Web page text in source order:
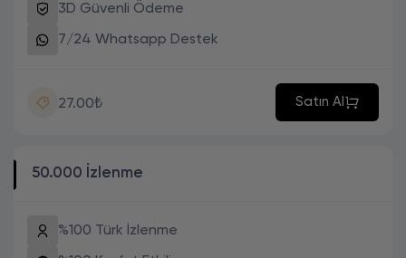
3D Güvenli Ödeme
7/24 Whatsapp Destek
27.00₺ Satın Al
50.000 İzlenme
%100 Türk İzlenme